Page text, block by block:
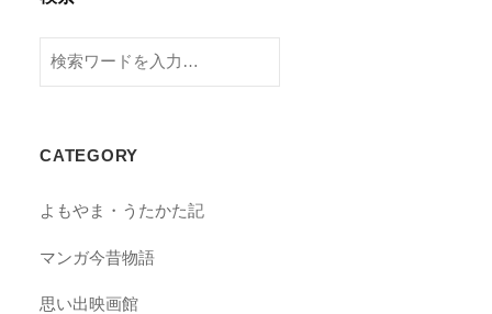
検
索
CATEGORY
よもやま・うたかた記
マンガ今昔物語
思い出映画館